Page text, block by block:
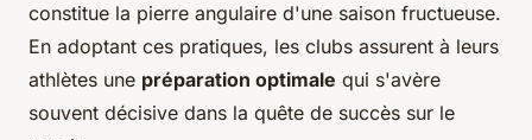
constitue la pierre angulaire d'une saison fructueuse.
En adoptant ces pratiques, les clubs assurent à leurs
athlètes une préparation optimale qui s'avère
souvent décisive dans la quête de succès sur le